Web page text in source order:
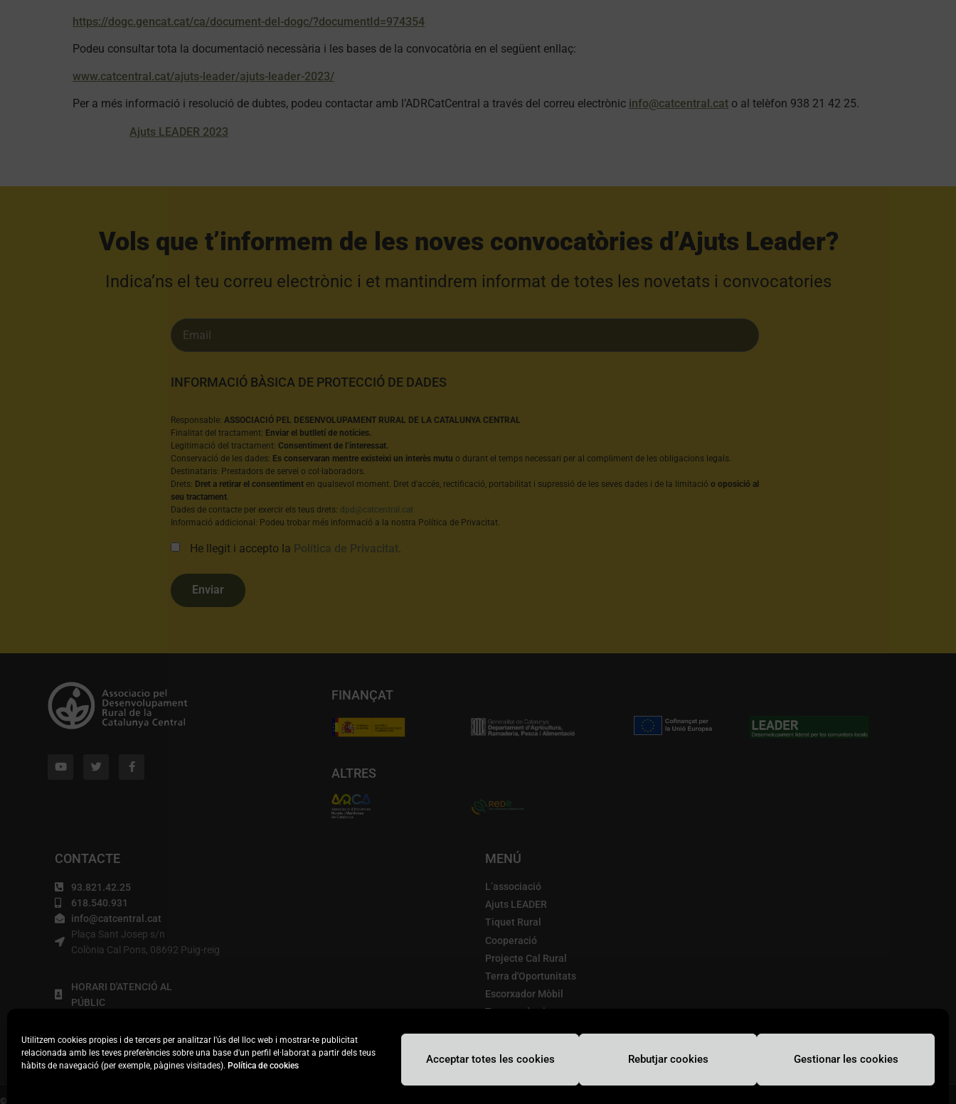
Utilitzem cookies propies i de tercers per analitzar l'ús del lloc web i mostrar-te publicitat
relacionada amb les teves preferències sobre una base d'un perfil el·laborat a partir dels teus
hàbits de navegació (per exemple, pàgines visitades). Política de cookies Acceptar totes les cookies Rebutjar cookies Gestionar les cookies
https://dogc.gencat.cat/ca/document-del-dogc/?documentId=974354
Podeu consultar tota la documentació necessària i les bases de la convocatòria en el següent enllaç:
www.catcentral.cat/ajuts-leader/ajuts-leader-2023/
Per a més informació i resolució de dubtes, podeu contactar amb l’ADRCatCentral a través del correu electrònic info@catcentral.cat o al telèfon 938 21 42 25.
Ajuts LEADER 2023
Vols que t’informem de les noves convocatòries d’Ajuts Leader?​
Indica’ns el teu correu electrònic i et mantindrem informat de totes les novetats i convocatories
INFORMACIÓ BÀSICA DE PROTECCIÓ DE DADES
Responsable:ASSOCIACIÓ PEL DESENVOLUPAMENT RURAL DE LA CATALUNYA CENTRAL
Finalitat del tractament: Enviar el butlletí de notícies.
Legitimació del tractament:Consentiment de l’interessat.
Conservació de les dades: Es conservaran mentre existeixi un interès mutu o durant el temps necessari per al compliment de les obligacions legals.
Destinataris: Prestadors de servei o col·laboradors.
Drets: Dret a retirar el consentiment en qualsevol moment. Dret d'accés, rectificació, portabilitat i supressió de les seves dades i de la limitacióo oposició al
seu tractament.
Dades de contacte per exercir els teus drets: dpd@catcentral.cat
Informació addicional: Podeu trobar més informació a la nostra Política de Privacitat.
He llegit i accepto la Política de Privacitat.
Enviar
FINANÇAT
ALTRES
CONTACTE
93.821.42.25
618.540.931
info@catcentral.cat
Plaça Sant Josep s/n
Colònia Cal Pons, 08692 Puig-reig
HORARI D'ATENCIÓ AL
PÚBLIC
a 14 (tardes a convenir).
MENÚ
L’associació
Ajuts LEADER
Tiquet Rural
Cooperació
Projecte Cal Rural
Terra d'Oportunitats
Escorxador Mòbil
Transparència
© 2020. DISSENYAT PER INFORBER WEB PRO